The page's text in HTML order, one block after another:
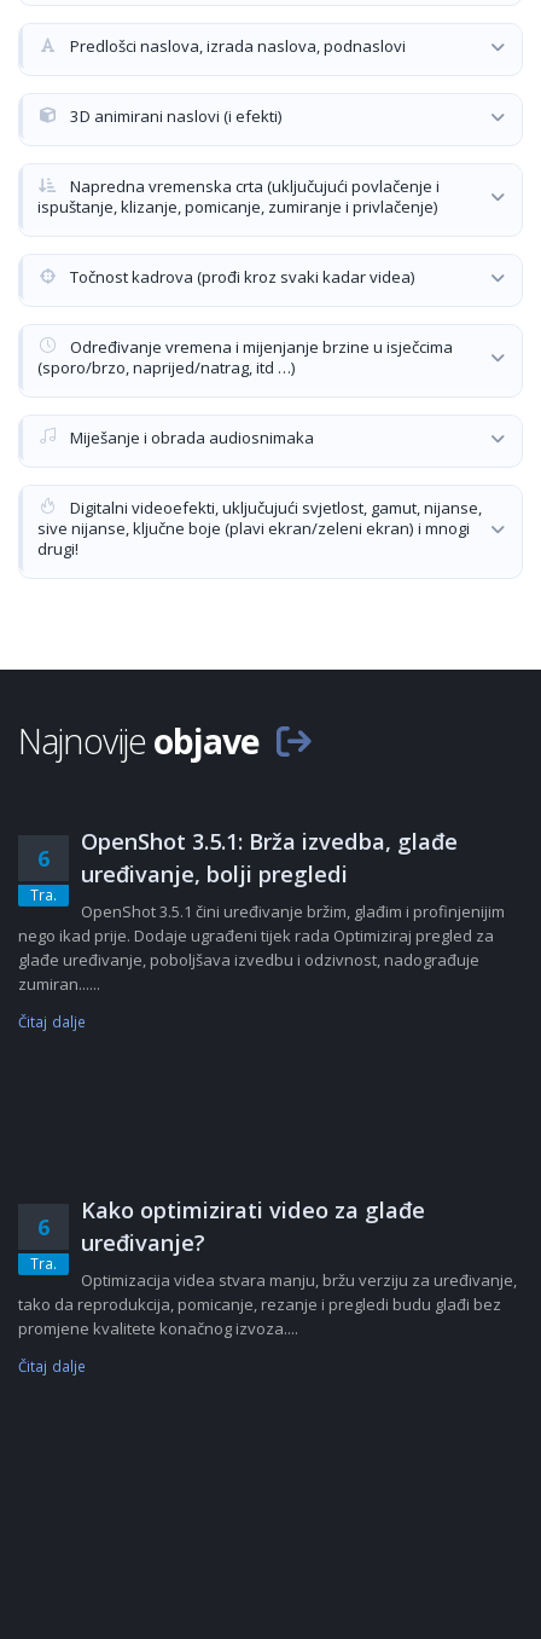
Predlošci naslova, izrada naslova, podnaslovi
3D animirani naslovi (i efekti)
Napredna vremenska crta (uključujući povlačenje i
ispuštanje, klizanje, pomicanje, zumiranje i privlačenje)
Točnost kadrova (prođi kroz svaki kadar videa)
Određivanje vremena i mijenjanje brzine u isječcima
(sporo/brzo, naprijed/natrag, itd …)
Miješanje i obrada audiosnimaka
Digitalni videoefekti, uključujući svjetlost, gamut, nijanse,
sive nijanse, ključne boje (plavi ekran/zeleni ekran) i mnogi
drugi!
Najnovijeobjave
6
Tra.
OpenShot 3.5.1: Brža izvedba, glađe
uređivanje, bolji pregledi
OpenShot 3.5.1 čini uređivanje bržim, glađim i profinjenijim
nego ikad prije. Dodaje ugrađeni tijek rada Optimiziraj pregled za
glađe uređivanje, poboljšava izvedbu i odzivnost, nadograđuje
zumiran......
Čitaj dalje
6
Tra.
Kako optimizirati video za glađe
uređivanje?
Optimizacija videa stvara manju, bržu verziju za uređivanje,
tako da reprodukcija, pomicanje, rezanje i pregledi budu glađi bez
promjene kvalitete konačnog izvoza....
Čitaj dalje